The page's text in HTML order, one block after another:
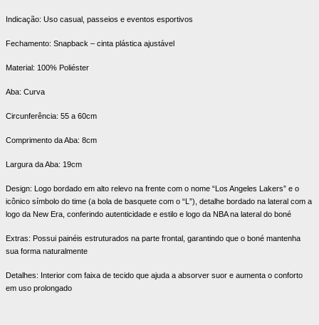
Indicação: Uso casual, passeios e eventos esportivos
Fechamento: Snapback – cinta plástica ajustável
Material: 100% Poliéster
Aba: Curva
Circunferência: 55 a 60cm
Comprimento da Aba: 8cm
Largura da Aba: 19cm
Design: Logo bordado em alto relevo na frente com o nome “Los Angeles Lakers” e o
icônico símbolo do time (a bola de basquete com o “L”), detalhe bordado na lateral com a
logo da New Era, conferindo autenticidade e estilo e logo da NBA na lateral do boné
Extras: Possui painéis estruturados na parte frontal, garantindo que o boné mantenha
sua forma naturalmente
Detalhes: Interior com faixa de tecido que ajuda a absorver suor e aumenta o conforto
em uso prolongado